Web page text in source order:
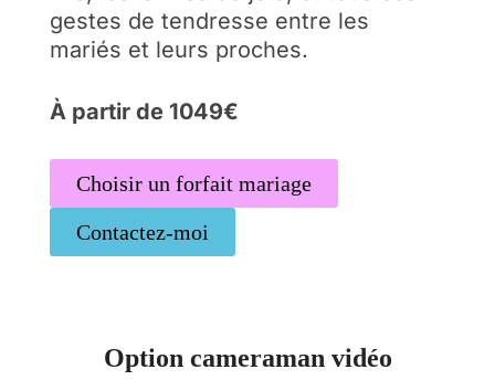
gestes de tendresse entre les
mariés et leurs proches.
À partir de 1049€
Choisir un forfait mariage
Contactez-moi
Option cameraman vidéo